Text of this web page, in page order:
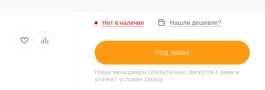
Нет в наличии Нашли дешевле?
ПОД ЗАКАЗ
Наши менеджеры обязательно свяжутся с вами и
уточнят условия заказа